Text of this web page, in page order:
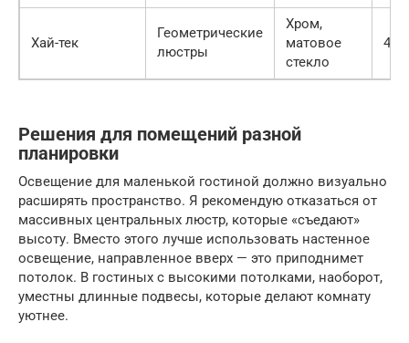
Хай-тек
Геометрические
люстры
Хром,
матовое
стекло
Решения для помещений разной
планировки
Освещение для маленькой гостиной должно визуально
расширять пространство. Я рекомендую отказаться от
массивных центральных люстр, которые «съедают»
высоту. Вместо этого лучше использовать настенное
освещение, направленное вверх — это приподнимет
потолок. В гостиных с высокими потолками, наоборот,
уместны длинные подвесы, которые делают комнату
уютнее.